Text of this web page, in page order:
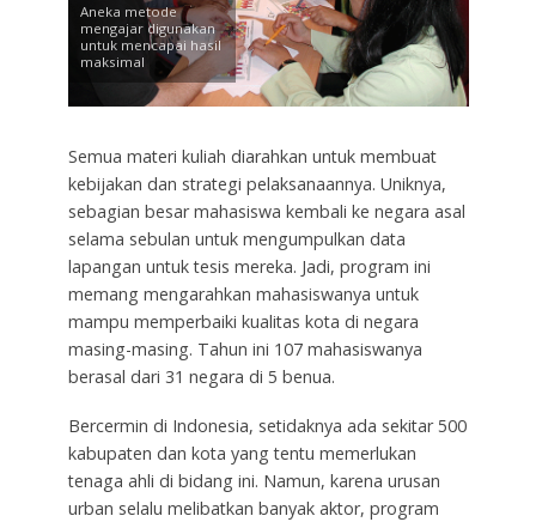
Aneka metode
mengajar digunakan
untuk mencapai hasil
maksimal
Semua materi kuliah diarahkan untuk membuat
kebijakan dan strategi pelaksanaannya. Uniknya,
sebagian besar mahasiswa kembali ke negara asal
selama sebulan untuk mengumpulkan data
lapangan untuk tesis mereka. Jadi, program ini
memang mengarahkan mahasiswanya untuk
mampu memperbaiki kualitas kota di negara
masing-masing. Tahun ini 107 mahasiswanya
berasal dari 31 negara di 5 benua.
Bercermin di Indonesia, setidaknya ada sekitar 500
kabupaten dan kota yang tentu memerlukan
tenaga ahli di bidang ini. Namun, karena urusan
urban selalu melibatkan banyak aktor, program